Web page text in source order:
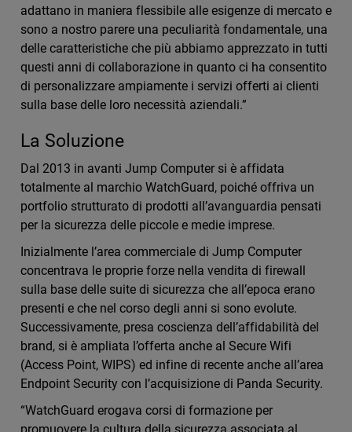
adattano in maniera flessibile alle esigenze di mercato e
sono a nostro parere una peculiarità fondamentale, una
delle caratteristiche che più abbiamo apprezzato in tutti
questi anni di collaborazione in quanto ci ha consentito
di personalizzare ampiamente i servizi offerti ai clienti
sulla base delle loro necessità aziendali.”
La Soluzione
Dal 2013 in avanti Jump Computer si è affidata
totalmente al marchio WatchGuard, poiché offriva un
portfolio strutturato di prodotti all’avanguardia pensati
per la sicurezza delle piccole e medie imprese.
Inizialmente l’area commerciale di Jump Computer
concentrava le proprie forze nella vendita di firewall
sulla base delle suite di sicurezza che all’epoca erano
presenti e che nel corso degli anni si sono evolute.
Successivamente, presa coscienza dell’affidabilità del
brand, si è ampliata l’offerta anche al Secure Wifi
(Access Point, WIPS) ed infine di recente anche all’area
Endpoint Security con l’acquisizione di Panda Security.
“WatchGuard erogava corsi di formazione per